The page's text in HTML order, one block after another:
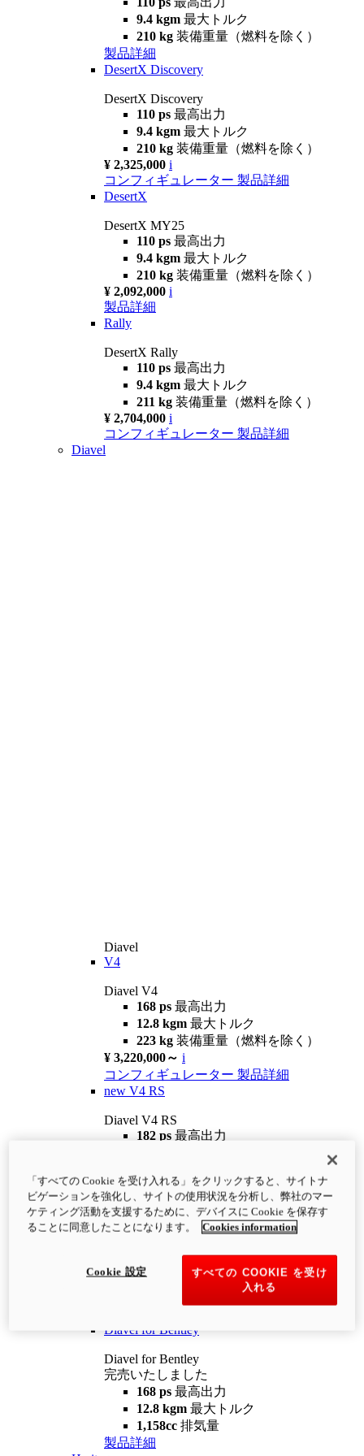
9.4 kgm 最大トルク
210 kg 装備重量（燃料を除く）
製品詳細
DesertX Discovery
DesertX Discovery
110 ps 最高出力
9.4 kgm 最大トルク
210 kg 装備重量（燃料を除く）
¥ 2,325,000 i
コンフィギュレーター 製品詳細
DesertX
DesertX MY25
110 ps 最高出力
9.4 kgm 最大トルク
210 kg 装備重量（燃料を除く）
¥ 2,092,000 i
製品詳細
Rally
DesertX Rally
110 ps 最高出力
9.4 kgm 最大トルク
211 kg 装備重量（燃料を除く）
¥ 2,704,000 i
コンフィギュレーター 製品詳細
Diavel
Diavel
V4
Diavel V4
168 ps 最高出力
12.8 kgm 最大トルク
223 kg 装備重量（燃料を除く）
¥ 3,220,000～ i
コンフィギュレーター 製品詳細
new V4 RS
Diavel V4 RS
182 ps 最高出力
¥4,400,000 i
コンフィギュレーター 製品詳細
newV4 RS 100
12.2 kgm
最大トルク
装備重量（燃料を除く）
Diavel for Bentley
Diavel for Bentley
完売いたしました
168 ps 最高出力
12.8 kgm 最大トルク
1,158cc 排気量
製品詳細
「すべての Cookie を受け入れる」をクリックすると、サイトナ
ビゲーションを強化し、サイトの使用状況を分析し、弊社のマー
ケティング活動を支援するために、デバイスに Cookie を保存す
ることに同意したことになります。
Cookies information
すべての COOKIE を受け
入れる
Cookie 設定